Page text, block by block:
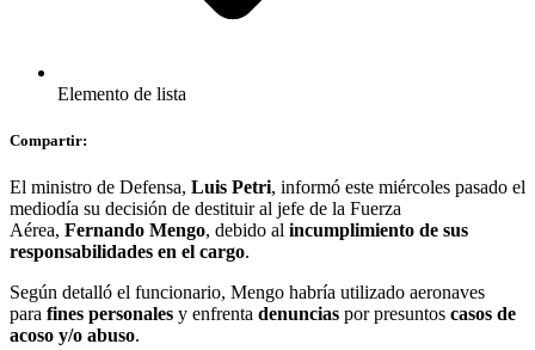
Elemento de lista
Compartir:
El ministro de Defensa, Luis Petri, informó este miércoles pasado el
mediodía su decisión de destituir al jefe de la Fuerza
Aérea, Fernando Mengo, debido al incumplimiento de sus
responsabilidades en el cargo.
Según detalló el funcionario, Mengo habría utilizado aeronaves
para fines personales y enfrenta denuncias por presuntos casos de
acoso y/o abuso.